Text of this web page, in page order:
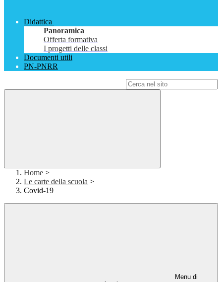
Didattica
Panoramica
Offerta formativa
I progetti delle classi
Documenti utili
PN-PNRR
Home >
Le carte della scuola >
Covid-19
Menu di